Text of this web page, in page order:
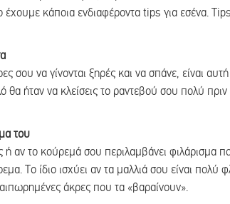
έχουμε κάποια ενδιαφέροντα tips για εσένα.
σου να γίνονται ξηρές και να σπάνε, είναι
θα ήταν να κλείσεις το ραντεβού σου πολύ
του
αν το κούρεμά σου περιλαμβάνει φιλάρισμα
Το ίδιο ισχύει αν τα μαλλιά σου είναι
άκρες που τα «βαραίνουν».